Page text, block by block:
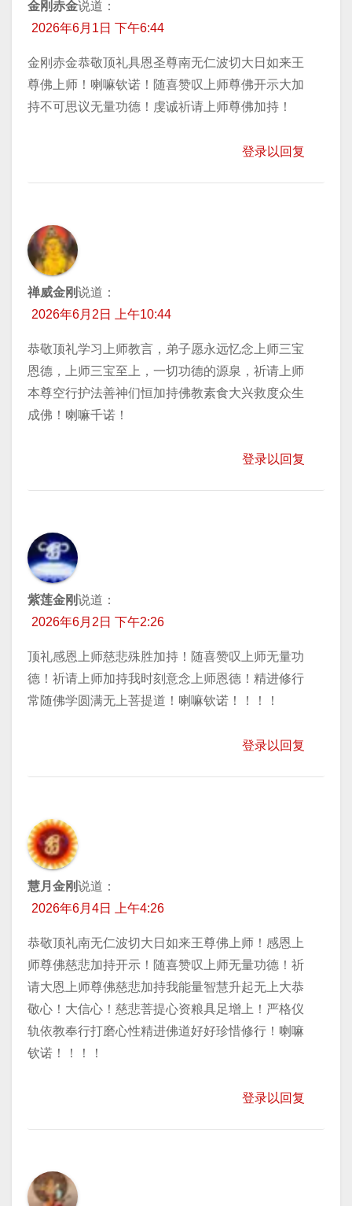
金刚赤金说道：
2026年6月1日 下午6:44
金刚赤金恭敬顶礼具恩圣尊南无仁波切大日如来王
尊佛上师！喇嘛钦诺！随喜赞叹上师尊佛开示大加
持不可思议无量功德！虔诚祈请上师尊佛加持！
登录以回复
禅威金刚说道：
2026年6月2日 上午10:44
恭敬顶礼学习上师教言，弟子愿永远忆念上师三宝
恩德，上师三宝至上，一切功德的源泉，祈请上师
本尊空行护法善神们恒加持佛教素食大兴救度众生
成佛！喇嘛千诺！
登录以回复
紫莲金刚说道：
2026年6月2日 下午2:26
顶礼感恩上师慈悲殊胜加持！随喜赞叹上师无量功
德！祈请上师加持我时刻意念上师恩德！精进修行
常随佛学圆满无上菩提道！喇嘛钦诺！！！！
登录以回复
慧月金刚说道：
2026年6月4日 上午4:26
恭敬顶礼南无仁波切大日如来王尊佛上师！感恩上
师尊佛慈悲加持开示！随喜赞叹上师无量功德！祈
请大恩上师尊佛慈悲加持我能量智慧升起无上大恭
敬心！大信心！慈悲菩提心资粮具足增上！严格仪
轨依教奉行打磨心性精进佛道好好珍惜修行！喇嘛
钦诺！！！！
登录以回复